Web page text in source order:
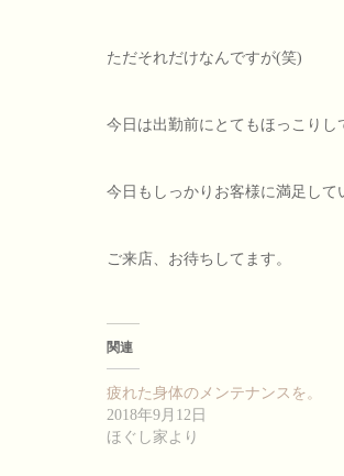
ただそれだけなんですが(笑)
今日は出勤前にとてもほっこりし
今日もしっかりお客様に満足して
ご来店、お待ちしてます。
関連
疲れた身体のメンテナンスを。
2018年9月12日
ほぐし家より